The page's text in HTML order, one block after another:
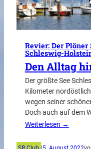
Revier: Der
Schleswig-
Den Alltag
Der größte See
Kilometer
wegen seiner
Doch auch auf dem
Weiterlesen →